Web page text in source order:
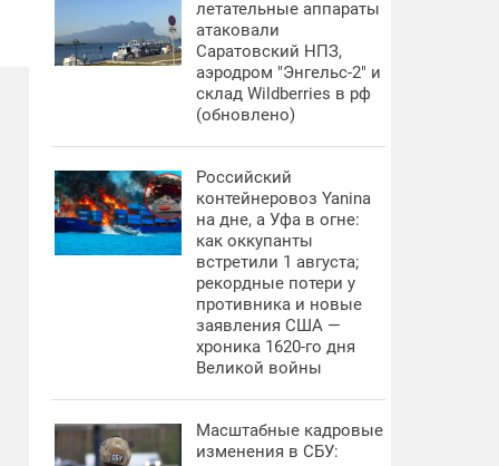
летательные аппараты
атаковали
Саратовский НПЗ,
аэродром "Энгельс-2" и
склад Wildberries в рф
(обновлено)
Российский
контейнеровоз Yanina
на дне, а Уфа в огне:
как оккупанты
встретили 1 августа;
рекордные потери у
противника и новые
заявления США —
хроника 1620-го дня
Великой войны
Масштабные кадровые
изменения в СБУ: